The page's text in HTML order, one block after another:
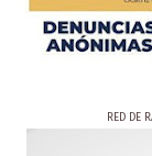
RED DE